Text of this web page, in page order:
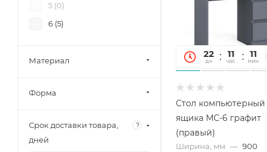
22
дн
11
час
11
мин
Стол компьютерный
ящика МС-6 графит
(правый)
Ширина, мм — 900
5 (0)
6 (5)
Материал
Форма
Срок доставки товара,
дней
?